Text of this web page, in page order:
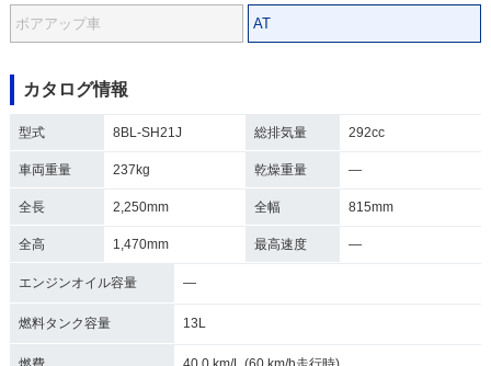
ボアアップ車 AT
カタログ情報
型式 8BL-SH21J 総排気量 292cc
車両重量 237kg 乾燥重量 ―
全長 2,250mm 全幅 815mm
全高 1,470mm 最高速度 ―
エンジンオイル容量 ―
燃料タンク容量 13L